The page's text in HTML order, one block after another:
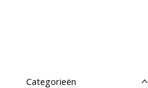
Categorieën